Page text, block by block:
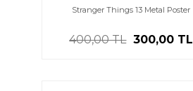
Stranger Things 13 Metal Poster
400,00 TL 300,00 TL